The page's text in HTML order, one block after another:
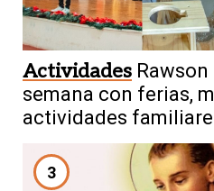
Actividades
semana con ferias,
actividades
3